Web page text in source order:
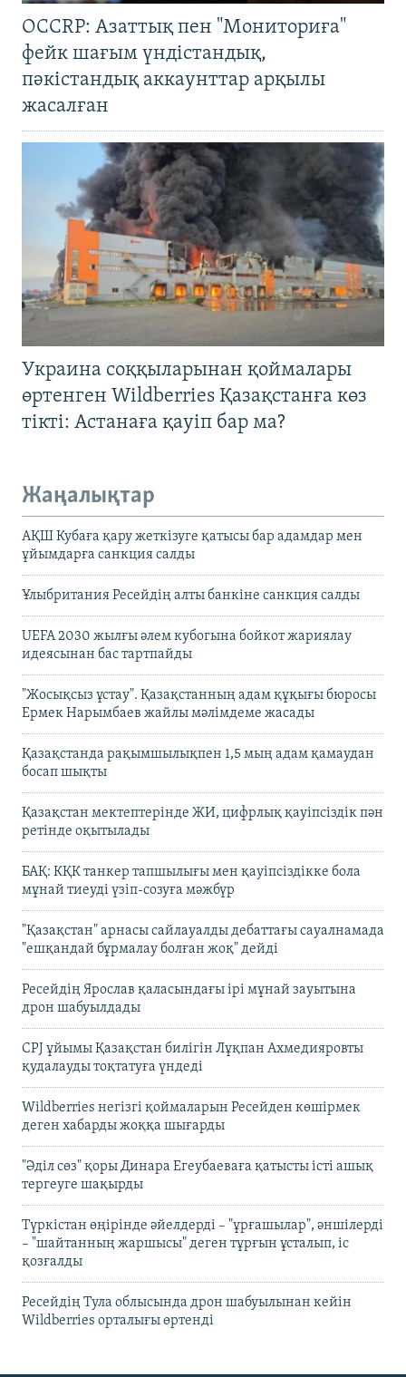
OCCRP: Азаттық пен "Мониториға"
фейк шағым үндістандық,
пәкістандық аккаунттар арқылы
жасалған
Украина соққыларынан қоймалары
өртенген Wildberries Қазақстанға көз
тікті: Астанаға қауіп бар ма?
Жаңалықтар
АҚШ Кубаға қару жеткізуге қатысы бар адамдар мен
ұйымдарға санкция салды
Ұлыбритания Ресейдің алты банкіне санкция салды
UEFA 2030 жылғы әлем кубогына бойкот жариялау
идеясынан бас тартпайды
"Жосықсыз ұстау". Қазақстанның адам құқығы бюросы
Ермек Нарымбаев жайлы мәлімдеме жасады
Қазақстанда рақымшылықпен 1,5 мың адам қамаудан
босап шықты
Қазақстан мектептерінде ЖИ, цифрлық қауіпсіздік пән
ретінде оқытылады
БАҚ: КҚК танкер тапшылығы мен қауіпсіздікке бола
мұнай тиеуді үзіп-созуға мәжбүр
"Қазақстан" арнасы сайлауалды дебаттағы сауалнамада
"ешқандай бұрмалау болған жоқ" дейді
Ресейдің Ярослав қаласындағы ірі мұнай зауытына
дрон шабуылдады
CPJ ұйымы Қазақстан билігін Лұқпан Ахмедияровты
қудалауды тоқтатуға үндеді
Wildberries негізгі қоймаларын Ресейден көшірмек
деген хабарды жоққа шығарды
"Әділ сөз" қоры Динара Егеубаеваға қатысты істі ашық
тергеуге шақырды
Түркістан өңірінде әйелдерді – "ұрғашылар", әншілерді
– "шайтанның жаршысы" деген тұрғын ұсталып, іс
қозғалды
Ресейдің Тула облысында дрон шабуылынан кейін
Wildberries орталығы өртенді